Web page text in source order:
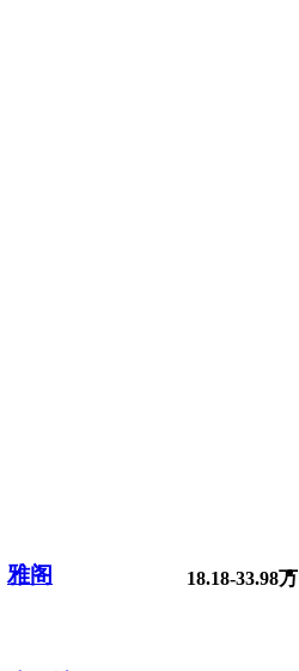
雅阁 18.18-33.98万